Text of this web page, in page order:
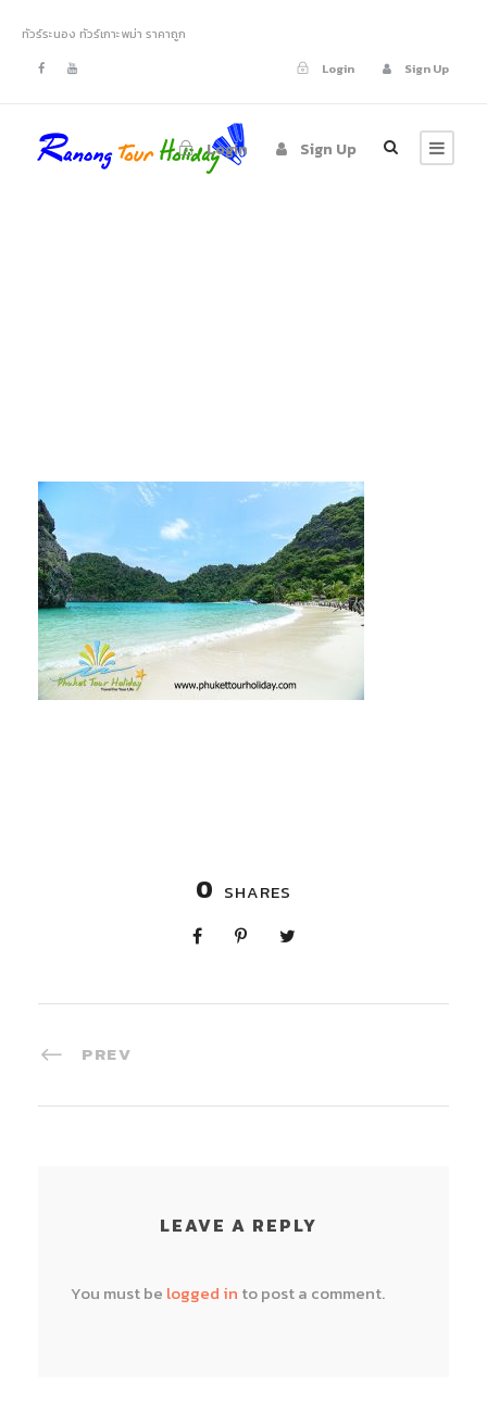
ทัวร์ระนอง ทัวร์เกาะพม่า ราคาถูก
Login
Sign Up
Login Sign Up
0 SHARES
PREV
LEAVE A REPLY
You must be logged in to post a comment.